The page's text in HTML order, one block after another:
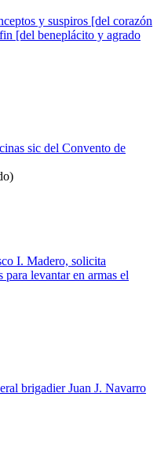
y suspiros [del corazón
[del beneplácito y agrado
sic del Convento de
I. Madero, solicita
levantar en armas el
brigadier Juan J. Navarro